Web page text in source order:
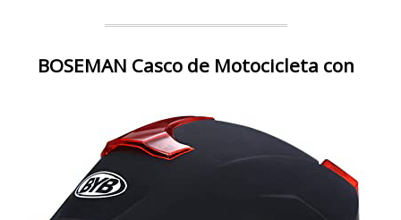
BOSEMAN Casco de Motocicleta con